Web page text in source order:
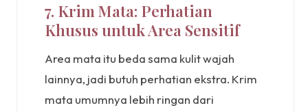
7. Krim Mata: Perhatian
Khusus untuk Area Sensitif
Area mata itu beda sama kulit wajah
lainnya, jadi butuh perhatian ekstra. Krim
mata umumnya lebih ringan dari